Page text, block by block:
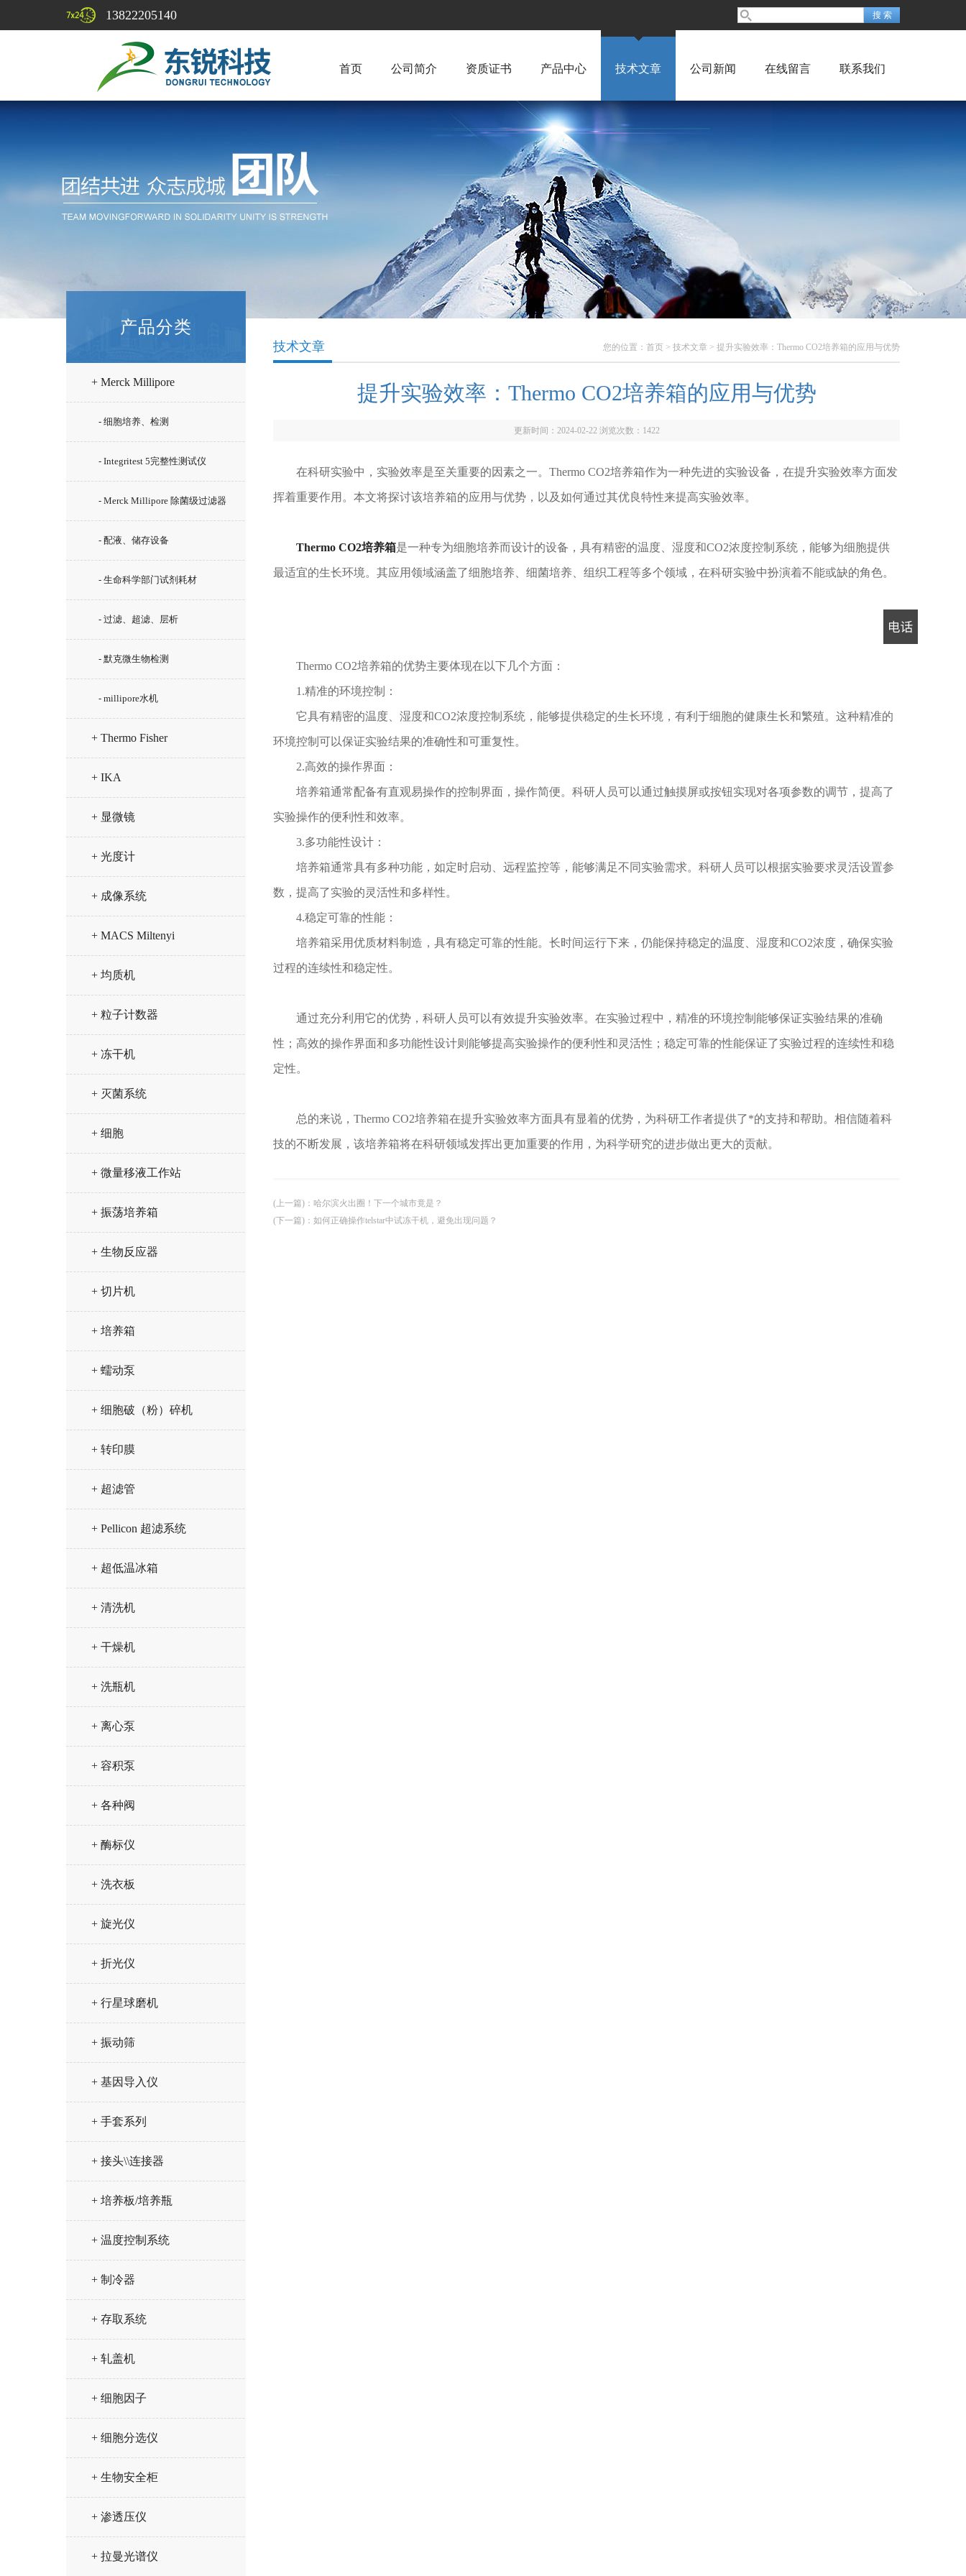
13822205140
首页 公司简介 资质证书 产品中心 技术文章 公司新闻 在线留言 联系我们
产品分类
+ Merck Millipore
- 细胞培养、检测
- Integritest 5完整性测试仪
- Merck Millipore 除菌级过滤器
- 配液、储存设备
- 生命科学部门试剂耗材
- 过滤、超滤、层析
- 默克微生物检测
- millipore水机
+ Thermo Fisher
+ IKA
+ 显微镜
+ 光度计
+ 成像系统
+ MACS Miltenyi
+ 均质机
+ 粒子计数器
+ 冻干机
+ 灭菌系统
+ 细胞
+ 微量移液工作站
+ 振荡培养箱
+ 生物反应器
+ 切片机
+ 培养箱
+ 蠕动泵
+ 细胞破（粉）碎机
+ 转印膜
+ 超滤管
+ Pellicon 超滤系统
+ 超低温冰箱
+ 清洗机
+ 干燥机
+ 洗瓶机
+ 离心泵
+ 容积泵
+ 各种阀
+ 酶标仪
+ 洗衣板
+ 旋光仪
+ 折光仪
+ 行星球磨机
+ 振动筛
+ 基因导入仪
+ 手套系列
+ 接头\\连接器
+ 培养板/培养瓶
+ 温度控制系统
+ 制冷器
+ 存取系统
+ 轧盖机
+ 细胞因子
+ 细胞分选仪
+ 生物安全柜
+ 渗透压仪
+ 拉曼光谱仪
您的位置： 首页 > 技术文章 > 提升实验效率：Thermo CO2培养箱的应用与优势
技术文章
提升实验效率：Thermo CO2培养箱的应用与优势
更新时间：2024-02-22 浏览次数： 1422
在科研实验中，实验效率是至关重要的因素之一。Thermo CO2培养箱作为一种先进的实验设备，在提升实验效率方面发
挥着重要作用。本文将探讨该培养箱的应用与优势，以及如何通过其优良特性来提高实验效率。
Thermo CO2培养箱是一种专为细胞培养而设计的设备，具有精密的温度、湿度和CO2浓度控制系统，能够为细胞提供
最适宜的生长环境。其应用领域涵盖了细胞培养、细菌培养、组织工程等多个领域，在科研实验中扮演着不能或缺的角色。
Thermo CO2培养箱的优势主要体现在以下几个方面：
1.精准的环境控制：
它具有精密的温度、湿度和CO2浓度控制系统，能够提供稳定的生长环境，有利于细胞的健康生长和繁殖。这种精准的
环境控制可以保证实验结果的准确性和可重复性。
2.高效的操作界面：
培养箱通常配备有直观易操作的控制界面，操作简便。科研人员可以通过触摸屏或按钮实现对各项参数的调节，提高了
实验操作的便利性和效率。
3.多功能性设计：
培养箱通常具有多种功能，如定时启动、远程监控等，能够满足不同实验需求。科研人员可以根据实验要求灵活设置参
数，提高了实验的灵活性和多样性。
4.稳定可靠的性能：
培养箱采用优质材料制造，具有稳定可靠的性能。长时间运行下来，仍能保持稳定的温度、湿度和CO2浓度，确保实验
过程的连续性和稳定性。
通过充分利用它的优势，科研人员可以有效提升实验效率。在实验过程中，精准的环境控制能够保证实验结果的准确
性；高效的操作界面和多功能性设计则能够提高实验操作的便利性和灵活性；稳定可靠的性能保证了实验过程的连续性和稳
定性。
总的来说，Thermo CO2培养箱在提升实验效率方面具有显着的优势，为科研工作者提供了*的支持和帮助。相信随着科
技的不断发展，该培养箱将在科研领域发挥出更加重要的作用，为科学研究的进步做出更大的贡献。
(上一篇) ： 哈尔滨火出圈！下一个城市竟是？
(下一篇) ： 如何正确操作telstar中试冻干机，避免出现问题？